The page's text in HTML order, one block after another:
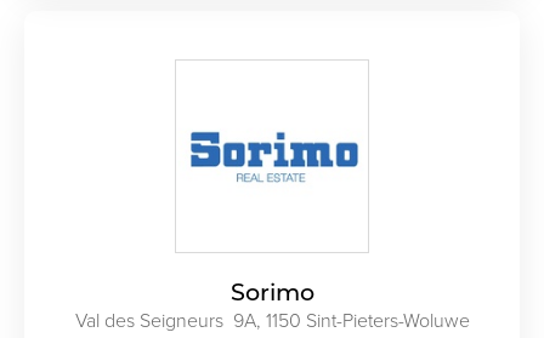
Sorimo
Val des Seigneurs 9A, 1150 Sint-Pieters-Woluwe